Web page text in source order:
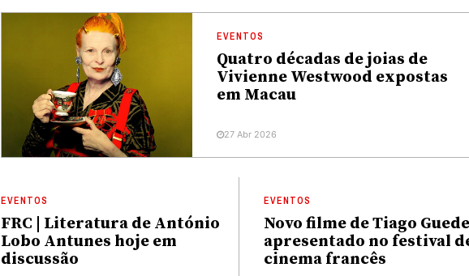
EVENTOS
Quatro décadas de joias de
Vivienne Westwood expostas
em Macau
27 Abr 2026
EVENTOS
FRC | Literatura de António
Lobo Antunes hoje em
discussão
EVENTOS
Novo filme de Tiago
apresentado no festival
cinema francês